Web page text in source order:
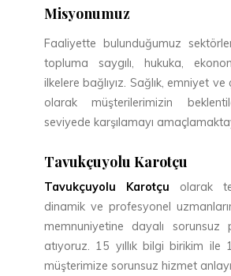
Misyonumuz
Faaliyette bulunduğumuz
topluma saygılı, hukuka,
ilkelere bağlıyız. Sağlık, emniyet ve
olarak müşterilerimizin
seviyede karşılamayı
Tavukçuyolu Karotçu
Tavukçuyolu Karotçu
olarak
dinamik ve profesyonel
memnuniyetine dayalı sorunsuz
atıyoruz. 15 yıllık bilgi birikim ile
müşterimize sorunsuz hizmet